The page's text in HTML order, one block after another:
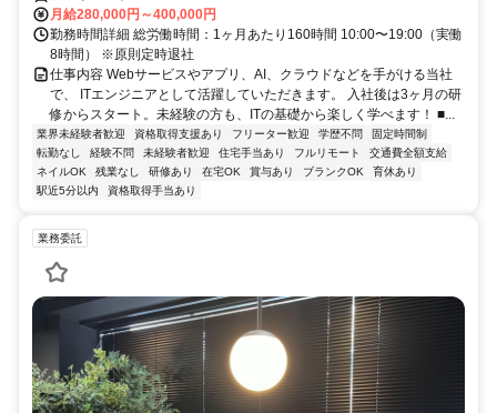
月給280,000円～400,000円
勤務時間詳細 総労働時間：1ヶ月あたり160時間 10:00〜19:00（実働
8時間） ※原則定時退社
仕事内容 Webサービスやアプリ、AI、クラウドなどを手がける当社
で、 ITエンジニアとして活躍していただきます。 入社後は3ヶ月の研
修からスタート。未経験の方も、ITの基礎から楽しく学べます！ ■...
業界未経験者歓迎 資格取得支援あり フリーター歓迎 学歴不問
固定時間制
転勤なし
経験不問 未経験者歓迎 住宅手当あり フルリモート
交通費全額支給
ネイルOK
残業なし 研修あり 在宅OK 賞与あり ブランクOK
育休あり
駅近5分以内
資格取得手当あり
業務委託